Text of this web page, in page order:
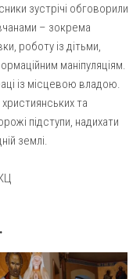
здоров’я
зустрічі обговорили
– зокрема
роботу із дітьми,
маніпуляціям.
із місцевою владою.
та
підступи, надихати
землі.